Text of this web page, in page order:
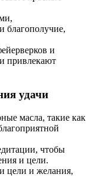
благополучие,
и
привлекают
удачи
масла, такие как
чтобы
и цели.
цели и желания,